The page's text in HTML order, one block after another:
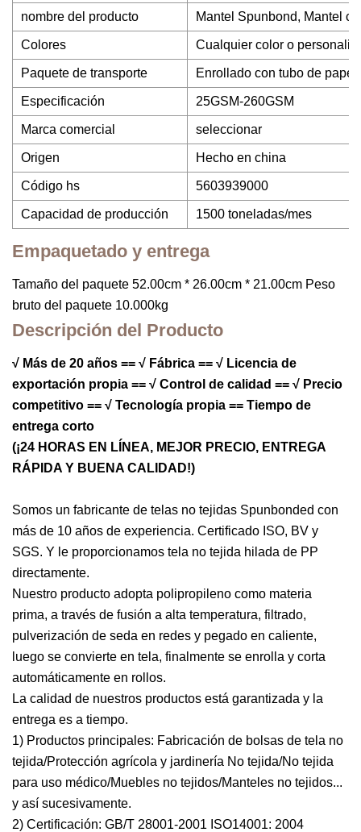
nombre del producto Mantel Spunbond, Mantel
Colores Cualquier color o
Paquete de transporte Enrollado con tubo de
Especificación 25GSM-260GSM
Marca comercial seleccionar
Origen Hecho en china
Código hs 5603939000
Capacidad de producción 1500 toneladas/mes
Empaquetado y entrega
Tamaño del paquete 52.00cm * 26.00cm * 21.00cm Peso
bruto del paquete 10.000kg
Descripción del Producto
√ Más de 20 años == √ Fábrica == √ Licencia de
exportación propia == √ Control de calidad == √ Precio
competitivo == √ Tecnología propia == Tiempo de
entrega corto
(¡24 HORAS EN LÍNEA, MEJOR PRECIO, ENTREGA
RÁPIDA Y BUENA CALIDAD!)
Somos un fabricante de telas no tejidas Spunbonded con
más de 10 años de experiencia. Certificado ISO, BV y
SGS. Y le proporcionamos tela no tejida hilada de PP
directamente.
Nuestro producto adopta polipropileno como materia
prima, a través de fusión a alta temperatura, filtrado,
pulverización de seda en redes y pegado en caliente,
luego se convierte en tela, finalmente se enrolla y corta
automáticamente en rollos.
La calidad de nuestros productos está garantizada y la
entrega es a tiempo.
1) Productos principales: Fabricación de bolsas de tela no
tejida/Protección agrícola y jardinería No tejida/No tejida
para uso médico/Muebles no tejidos/Manteles no tejidos...
y así sucesivamente.
2) Certificación: GB/T 28001-2001 ISO14001: 2004